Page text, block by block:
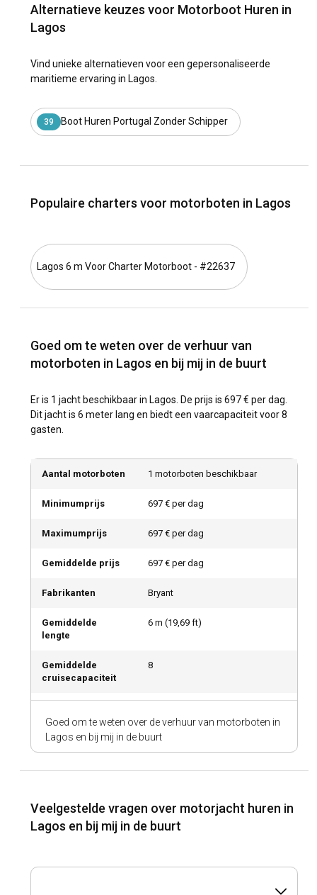
Alternatieve keuzes voor Motorboot Huren in
Lagos
Vind unieke alternatieven voor een gepersonaliseerde
maritieme ervaring in Lagos.
39 Boot Huren Portugal Zonder Schipper
Populaire charters voor motorboten in Lagos
Lagos 6 m Voor Charter Motorboot - #22637
Goed om te weten over de verhuur van
motorboten in Lagos en bij mij in de buurt
Er is 1 jacht beschikbaar in Lagos. De prijs is 697 € per dag.
Dit jacht is 6 meter lang en biedt een vaarcapaciteit voor 8
gasten.
Goed om te weten over de verhuur van motorboten in
Lagos en bij mij in de buurt
Aantal motorboten 1 motorboten beschikbaar
Minimumprijs 697 € per dag
Maximumprijs 697 € per dag
Gemiddelde prijs 697 € per dag
Fabrikanten Bryant
Gemiddelde
lengte
6 m (19,69 ft)
Gemiddelde
cruisecapaciteit
8
Veelgestelde vragen over motorjacht huren in
Lagos en bij mij in de buurt